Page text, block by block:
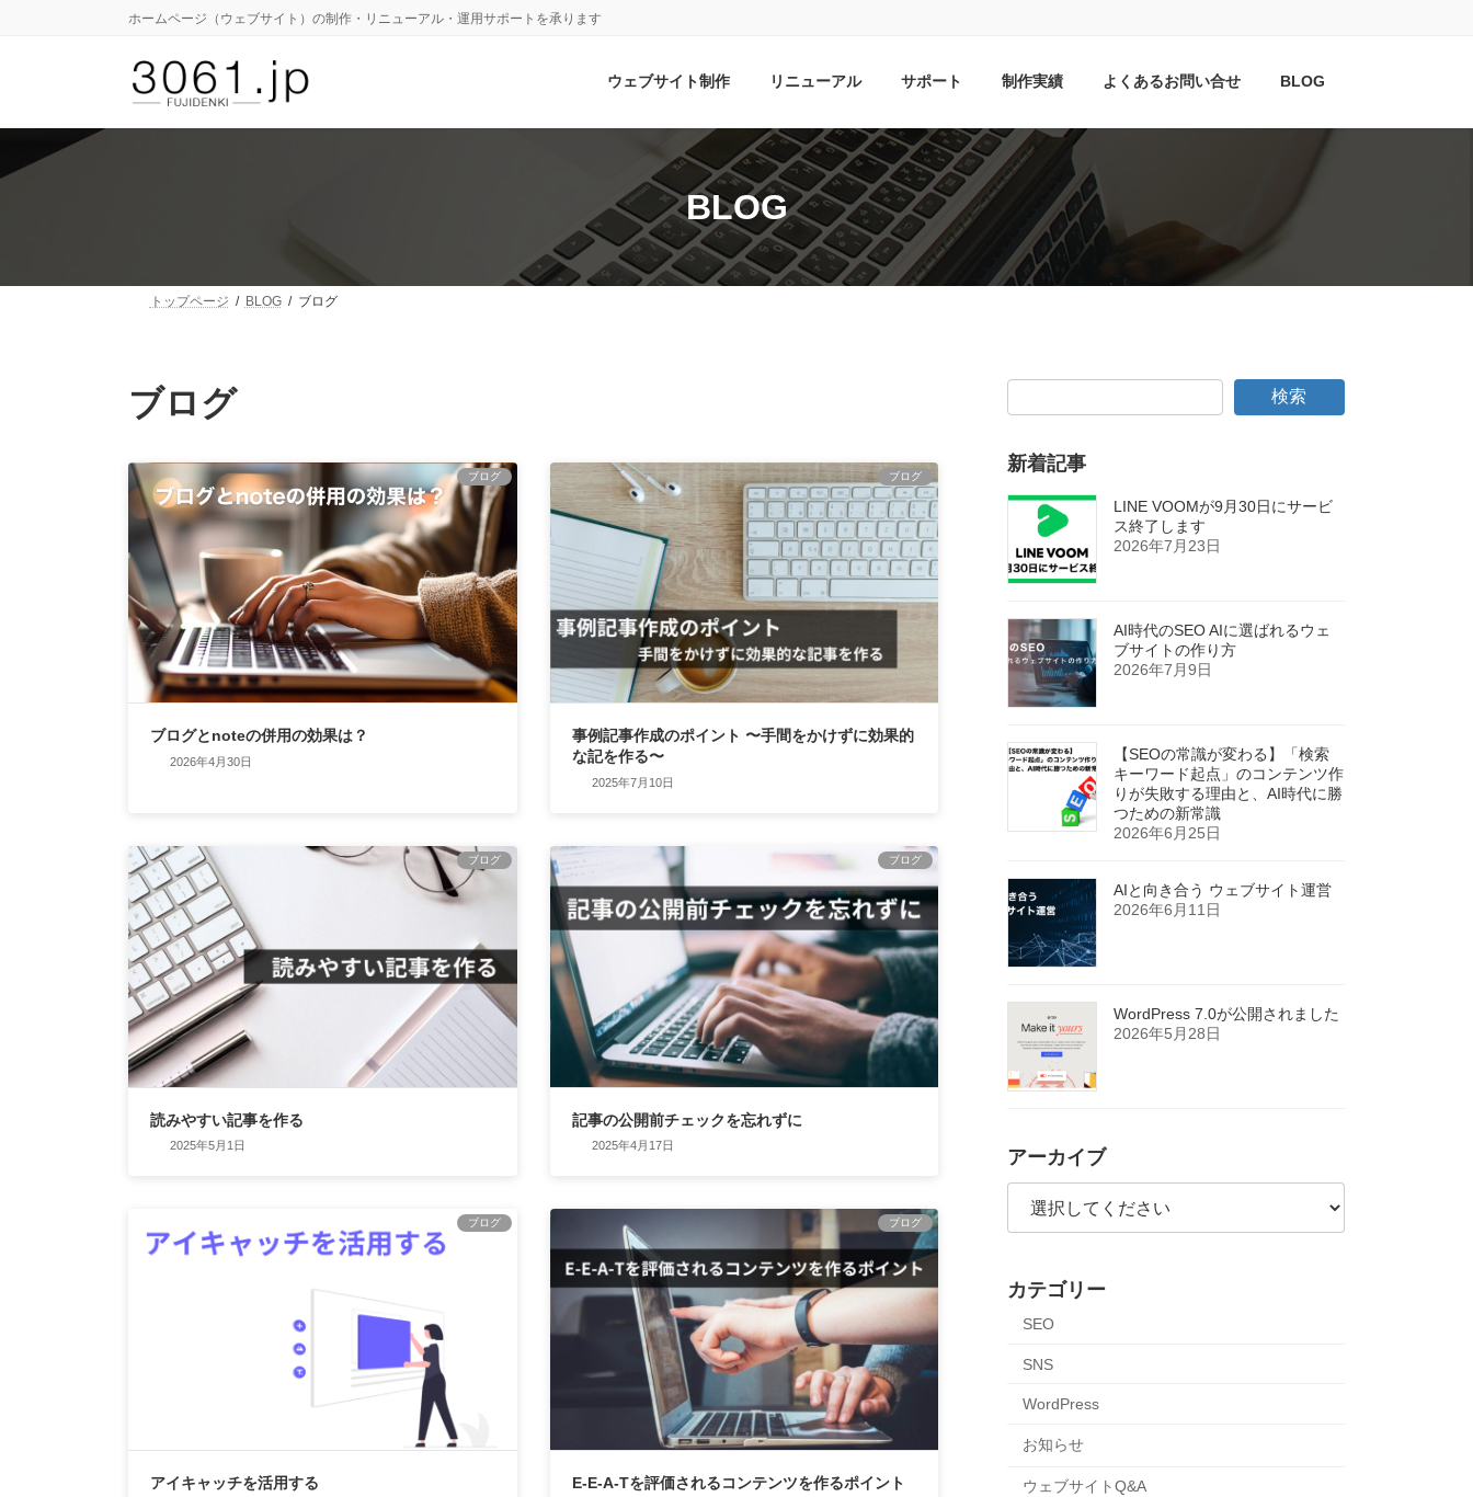
へ
キ
ョ
に
ホームページ（ウェブサイト）の制作・リニューアル・運用サポートを承ります
ウェブサイト制作 リニューアル サポート 制作実績 よくあるお問い合せ BLOG
BLOG
トップページ BLOG ブログ
ブログ
ブログ
ブログとnoteの併用の効果は？
2026年4月30日
ブログ
事例記事作成のポイント 〜手間をかけずに効果的
な記を作る〜
2025年7月10日
ブログ
読みやすい記事を作る
2025年5月1日
ブログ
記事の公開前チェックを忘れずに
2025年4月17日
ブログ
アイキャッチを活用する
ブログ
E-E-A-Tを評価されるコンテンツを作るポイント
検索
新着記事
LINE VOOMが9月30日にサービ
ス終了します
2026年7月23日
AI時代のSEO AIに選ばれるウェ
ブサイトの作り方
2026年7月9日
【SEOの常識が変わる】「検索
キーワード起点」のコンテンツ作
りが失敗する理由と、AI時代に勝
つための新常識
2026年6月25日
AIと向き合う ウェブサイト運営
2026年6月11日
WordPress 7.0が公開されました
2026年5月28日
アーカイブ
カテゴリー
SEO
SNS
WordPress
お知らせ
ウェブサイトQ&A